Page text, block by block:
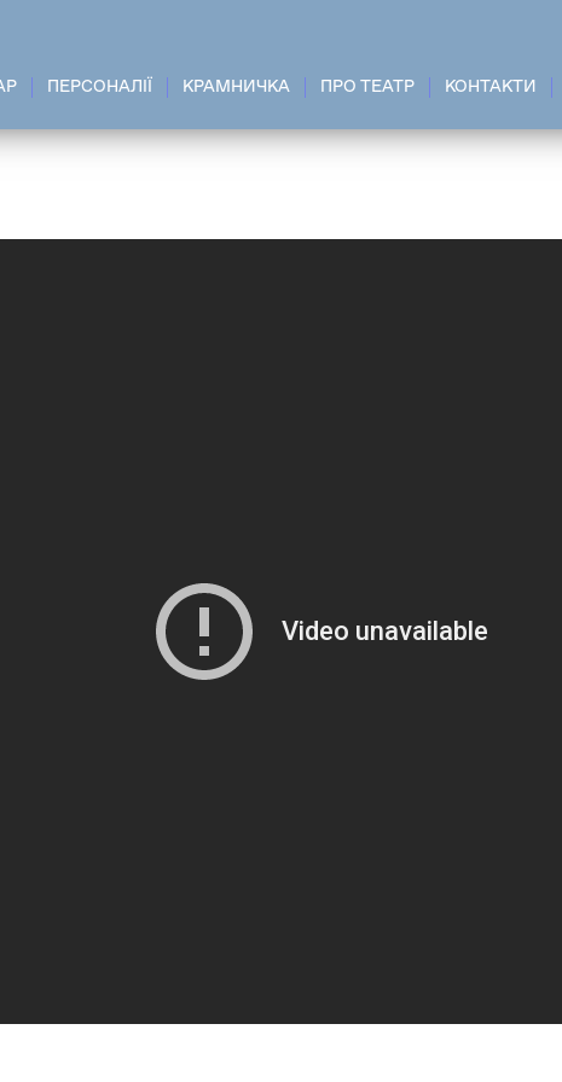
ПЕРСОНАЛІЇ КРАМНИЧКА ПРО ТЕАТР КОНТАКТИ